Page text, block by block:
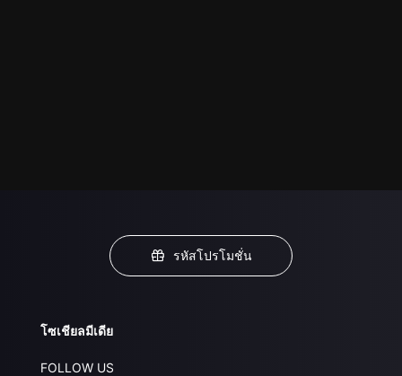
รหัสโปรโมชั่น
โซเชียลมีเดีย
FOLLOW US